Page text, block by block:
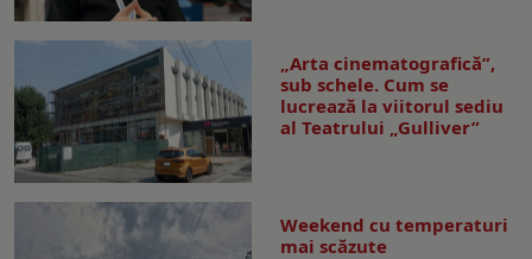
„Arta cinematografică”,
sub schele. Cum se
lucrează la viitorul sediu
al Teatrului „Gulliver”
Weekend cu temperaturi
mai scăzute